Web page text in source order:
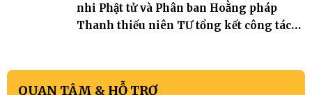
nhi Phật tử và Phân ban Hoằng pháp
Thanh thiếu niên TƯ tổng kết công tác
QUAN TÂM & HỖ TRỢ